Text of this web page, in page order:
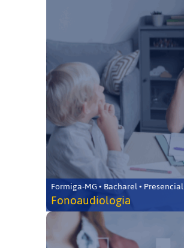
Formiga-MG • Bacharel • Presencial
Fonoaudiologia